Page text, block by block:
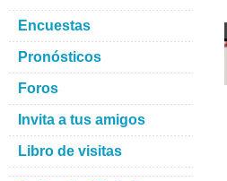
Encuestas
Pronósticos
Foros
Invita a tus amigos
Libro de visitas